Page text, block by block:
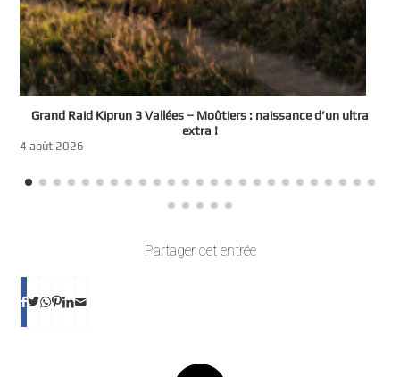
Grand Raid Kiprun 3 Vallées – Moûtiers : naissance d’un ultra
extra !
4 août 2026
Partager cet entrée